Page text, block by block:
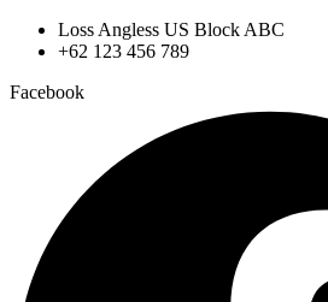
Loss Angless US Block ABC
+62 123 456 789
Facebook